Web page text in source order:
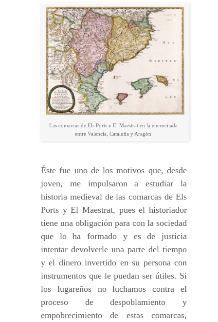
Las comarcas de Els Ports y El Maestrat en la encrucijada
entre Valencia, Cataluña y Aragón
Éste fue uno de los motivos que, desde
joven, me impulsaron a estudiar la
historia medieval de las comarcas de Els
Ports y El Maestrat, pues el historiador
tiene una obligación para con la sociedad
que lo ha formado y es de justicia
intentar devolverle una parte del tiempo
y el dinero invertido en su persona con
instrumentos que le puedan ser útiles. Si
los lugareños no luchamos contra el
proceso de despoblamiento y
empobrecimiento de estas comarcas,